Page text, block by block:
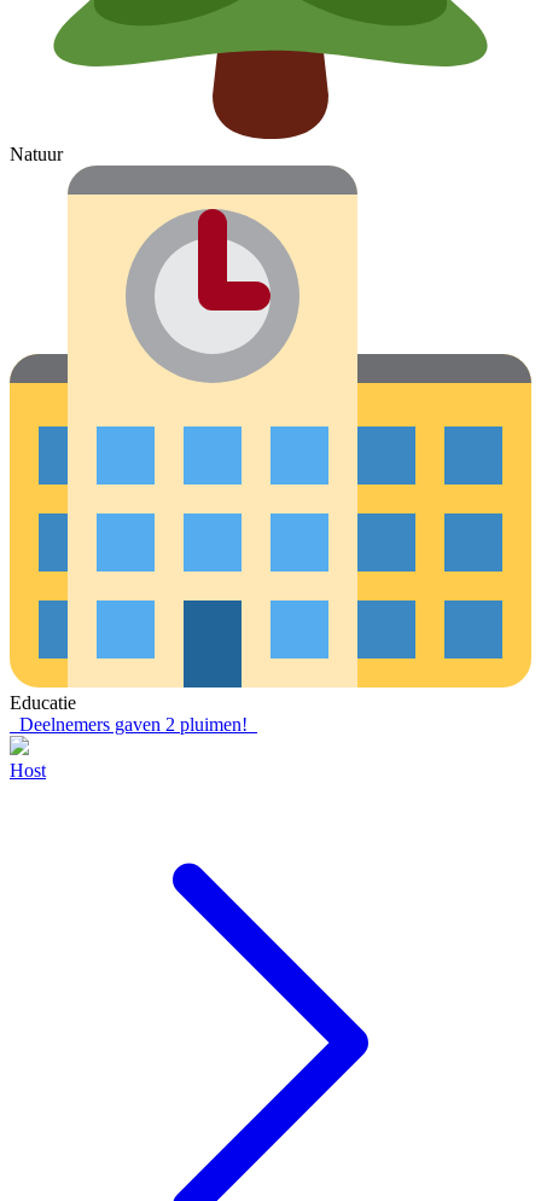
Natuur
Educatie
Deelnemers gaven 2 pluimen!
Host